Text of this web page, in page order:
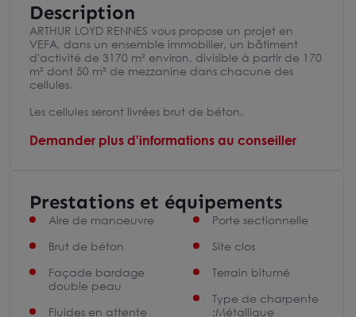
Description
ARTHUR LOYD RENNES vous propose un projet en
VEFA, dans un ensemble immobilier, un bâtiment
d'activité de 3170 m² environ, divisible à partir de 170
m² dont 50 m² de mezzanine dans chacune des
cellules.
Les cellules seront livrées brut de béton.
Demander plus d'informations au conseiller
Prestations et équipements
Aire de manoeuvre
Brut de béton
Façade bardage
double peau
Fluides en attente
Porte sectionnelle
Site clos
Terrain bitumé
Type de charpente
:Métallique